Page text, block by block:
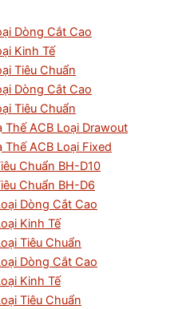
Dòng Cắt Cao
Kinh Tế
Tiêu Chuẩn
Dòng Cắt Cao
Tiêu Chuẩn
Thế ACB Loại Drawout
Thế ACB Loại Fixed
Chuẩn BH-D10
Chuẩn BH-D6
Dòng Cắt Cao
Kinh Tế
Tiêu Chuẩn
Dòng Cắt Cao
Kinh Tế
Tiêu Chuẩn